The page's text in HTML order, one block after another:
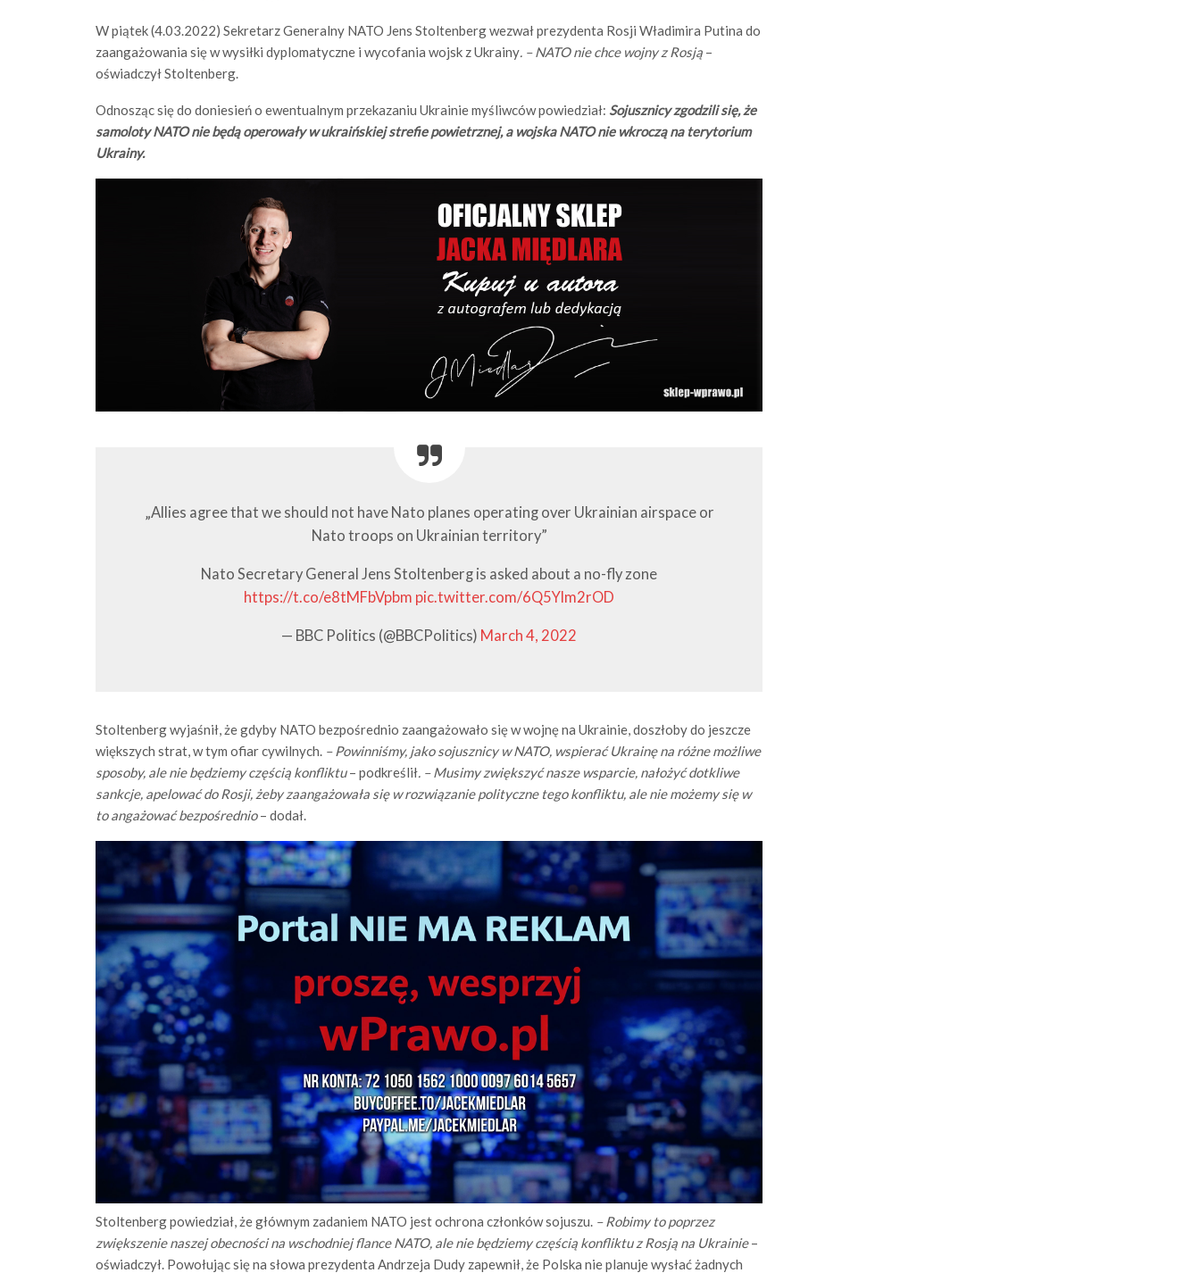
W piątek (4.03.2022) Sekretarz Generalny NATO Jens Stoltenberg wezwał prezydenta Rosji Władimira Putina do
zaangażowania się w wysiłki dyplomatyczne i wycofania wojsk z Ukrainy. – NATO nie chce wojny z Rosją –
oświadczył Stoltenberg.
Odnosząc się do doniesień o ewentualnym przekazaniu Ukrainie myśliwców powiedział: Sojusznicy zgodzili się, że
samoloty NATO nie będą operowały w ukraińskiej strefie powietrznej, a wojska NATO nie wkroczą na terytorium
Ukrainy.
„Allies agree that we should not have Nato planes operating over Ukrainian airspace or
Nato troops on Ukrainian territory”
Nato Secretary General Jens Stoltenberg is asked about a no-fly zone
https://t.co/e8tMFbVpbm pic.twitter.com/6Q5Ylm2rOD
— BBC Politics (@BBCPolitics) March 4, 2022
Stoltenberg wyjaśnił, że gdyby NATO bezpośrednio zaangażowało się w wojnę na Ukrainie, doszłoby do jeszcze
większych strat, w tym ofiar cywilnych. – Powinniśmy, jako sojusznicy w NATO, wspierać Ukrainę na różne możliwe
sposoby, ale nie będziemy częścią konfliktu– podkreślił. – Musimy zwiększyć nasze wsparcie, nałożyć dotkliwe
sankcje, apelować do Rosji, żeby zaangażowała się w rozwiązanie polityczne tego konfliktu, ale nie możemy się w
to angażować bezpośrednio– dodał.
Stoltenberg powiedział, że głównym zadaniem NATO jest ochrona członków sojuszu. – Robimy to poprzez
zwiększenie naszej obecności na wschodniej flance NATO, ale nie będziemy częścią konfliktu z Rosją na Ukrainie–
oświadczył. Powołując się na słowa prezydenta Andrzeja Dudy zapewnił, że Polska nie planuje wysłać żadnych